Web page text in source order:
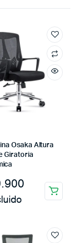
Osaka Altura
Giratoria